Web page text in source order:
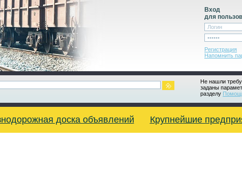
Вход
для
Регистрация
Напомнить
Не нашли
заданы
разделу
доска объявлений Крупнейшие